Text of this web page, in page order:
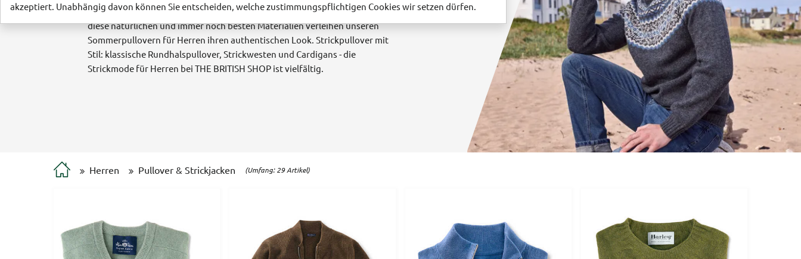
Kühlendes Leinen, feinster Kaschmir, Pima Cotton und Bio-Baumwolle -
diese natürlichen und immer noch besten Materialien verleihen unseren
Sommerpullovern für Herren ihren authentischen Look. Strickpullover mit
Stil: klassische Rundhalspullover, Strickwesten und Cardigans - die
Strickmode für Herren bei THE BRITISH SHOP ist vielfältig.
Herren Pullover & Strickjacken (Umfang: 29 Artikel)
akzeptiert. Unabhängig davon können Sie entscheiden, welche zustimmungspflichtigen Cookies wir setzen dürfen.